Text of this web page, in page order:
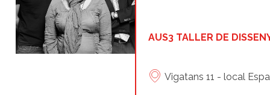
AUS3 TALLER DE
Vigatans 11 - local